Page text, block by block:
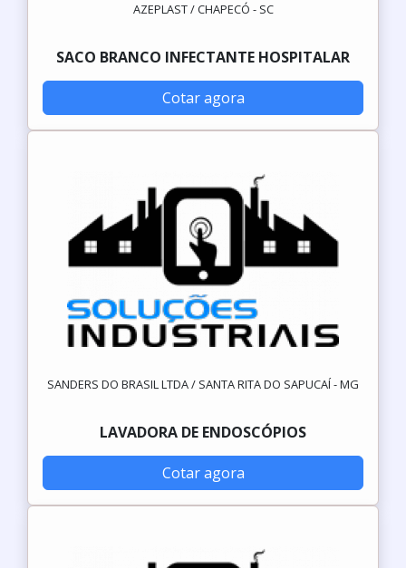
AZEPLAST / CHAPECÓ - SC
SACO BRANCO INFECTANTE HOSPITALAR
Cotar agora
SANDERS DO BRASIL LTDA / SANTA RITA DO SAPUCAÍ - MG
LAVADORA DE ENDOSCÓPIOS
Cotar agora